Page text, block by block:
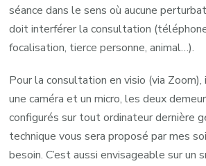
séance dans le sens où aucune
doit interférer la consultation
focalisation, tierce personne, animal…).
Pour la consultation en visio (via Zoom),
une caméra et un micro, les deux
configurés sur tout ordinateur dernière
technique vous sera proposé par mes
besoin. C’est aussi envisageable sur un